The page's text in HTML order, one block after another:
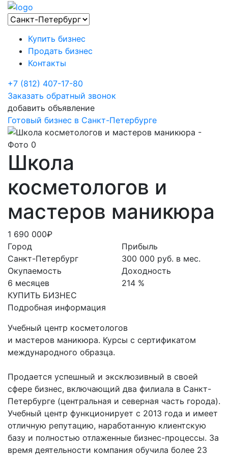
Купить бизнес
Продать бизнес
Контакты
+7 (812) 407-17-80
Заказать обратный звонок
добавить объявление
Готовый бизнес в Санкт-Петербурге
Школа
косметологов и
мастеров маникюра
1 690 000₽
Город
Санкт-Петербург
Окупаемость
6 месяцев
КУПИТЬ БИЗНЕС
Прибыль
300 000 руб. в мес.
Доходность
214 %
Подробная информация
Учебный цeнтр кocмeтологoв
и мacтeров маникюpa. Курсы с сертификатом
международного образца.
Продается успешный и эксклюзивный в своей
сфере бизнес, включающий два филиала в Санкт-
Петербурге (центральная и северная часть города).
Учебный цeнтр функционирует с 2013 года и имеет
отличную репутацию, наработанную клиентскую
базу и полностью отлаженные бизнес-процессы. За
время деятельности компания обучила более 23